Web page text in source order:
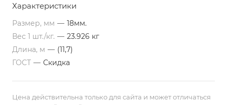
Характеристики
Размер, мм — 18мм.
Вес 1 шт./кг. — 23.926 кг
Длина, м — (11,7)
ГОСТ — Скидка
Цена действительна только для сайта и может отличаться